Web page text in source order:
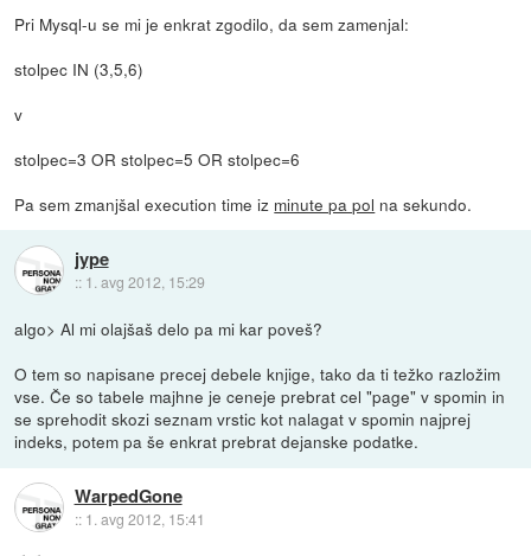
Pri Mysql-u se mi je enkrat zgodilo, da sem zamenjal:
stolpec IN (3,5,6)
v
stolpec=3 OR stolpec=5 OR stolpec=6
Pa sem zmanjšal execution time iz minute pa pol na sekundo.
jype
:: 1. avg 2012, 15:29
algo> Al mi olajšaš delo pa mi kar poveš?
O tem so napisane precej debele knjige, tako da ti težko razložim
vse. Če so tabele majhne je ceneje prebrat cel "page" v spomin in
se sprehodit skozi seznam vrstic kot nalagat v spomin najprej
indeks, potem pa še enkrat prebrat dejanske podatke.
WarpedGone
:: 1. avg 2012, 15:41